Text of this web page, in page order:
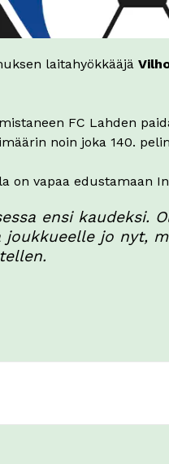
laitahyökkääjä
FC Lahden
noin joka 140.
on vapaa edustamaan
ensi kaudeksi.
joukkueelle jo nyt,